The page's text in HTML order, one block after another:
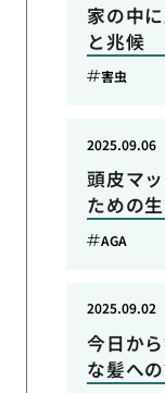
家の中
と兆候
害虫
頭皮マ
ための
2025.09.06
AGA
今日か
な髪へ
2025.09.02